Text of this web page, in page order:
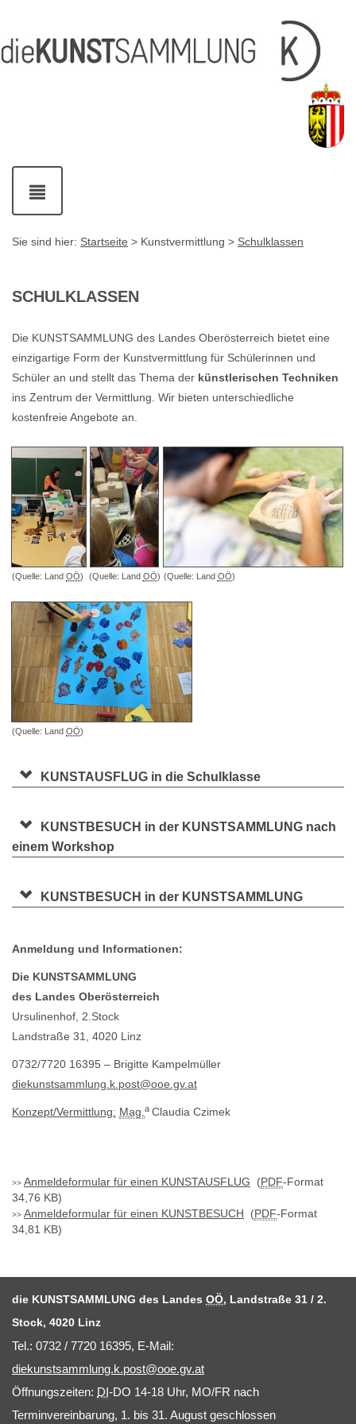
[1]
[2]
Links
[3]
mit
Kontaktdaten
Navigation
ein-
und
Sie sind hier: Startseite > Kunstvermittlung > Schulklassen
SCHULKLASSEN
Die KUNSTSAMMLUNG des Landes Oberösterreich bietet eine
einzigartige Form der Kunstvermittlung für Schülerinnen und
Schüler an und stellt das Thema der künstlerischen Techniken
ins Zentrum der Vermittlung. Wir bieten unterschiedliche
kostenfreie Angebote an.
(Quelle: Land OÖ) (Quelle: Land OÖ) (Quelle: Land OÖ)
(Quelle: Land OÖ)
KUNSTAUSFLUG in die Schulklasse
KUNSTBESUCH in der KUNSTSAMMLUNG nach
einem Workshop
KUNSTBESUCH in der KUNSTSAMMLUNG
Anmeldung und Informationen:
Die KUNSTSAMMLUNG
des Landes Oberösterreich
Ursulinenhof, 2.Stock
Landstraße 31, 4020 Linz
0732/7720 16395 – Brigitte Kampelmüller
diekunstsammlung.k.post@ooe.gv.at
Konzept/Vermittlung: Mag. a Claudia Czimek
Anmeldeformular für einen KUNSTAUSFLUG (PDF-Format
34,76 KB)
Anmeldeformular für einen KUNSTBESUCH
(PDF-Format
34,81 KB)
die KUNSTSAMMLUNG des Landes OÖ, Landstraße 31 / 2.
Stock, 4020 Linz
Tel.: 0732 / 7720 16395, E-Mail:
diekunstsammlung.k.post@ooe.gv.at
Öffnungszeiten: DI-DO 14-18 Uhr, MO/FR nach
Terminvereinbarung, 1. bis 31. August geschlossen